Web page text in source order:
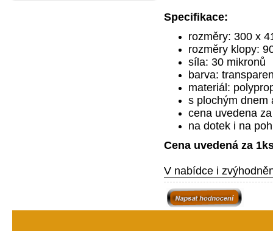
Specifikace:
rozměry: 300 x
rozměry klopy:
síla: 30 mikronů
barva:
materiál:
s plochým dnem
cena uvedena
na dotek i na
Cena uvedená za
V nabídce i